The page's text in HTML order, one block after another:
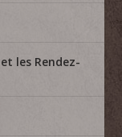
les Rendez-